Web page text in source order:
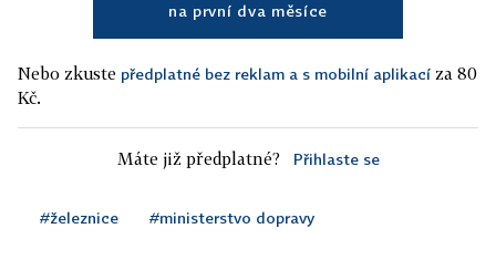
na první dva měsíce
Nebo zkuste předplatné bez reklam a s mobilní aplikací za 80
Kč.
Máte již předplatné? Přihlaste se
#železnice #ministerstvo dopravy